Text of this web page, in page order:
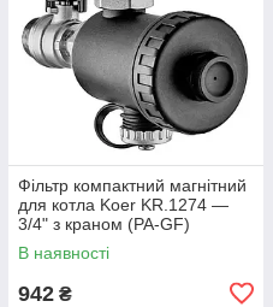
Фільтр компактний магнітний
для котла Koer KR.1274 —
3/4" з краном (PA-GF)
(KR5679)
В наявності
942 ₴